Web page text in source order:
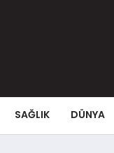
SAĞLIK DÜNYA